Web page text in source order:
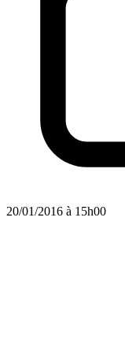
20/01/2016 à 15h00